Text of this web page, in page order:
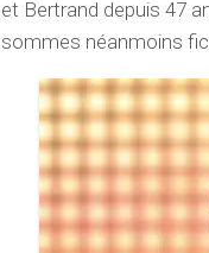
et Bertrand depuis 47
sommes néanmoins